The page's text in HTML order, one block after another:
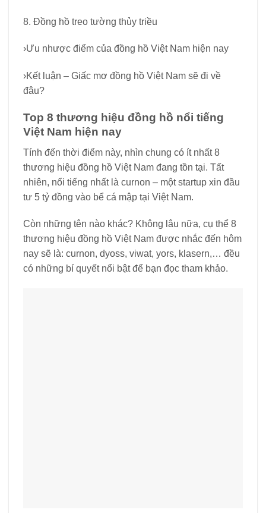
8. Đồng hồ treo tường thủy triều
›Ưu nhược điểm của đồng hồ Việt Nam hiện nay
›Kết luận – Giấc mơ đồng hồ Việt Nam sẽ đi về
đâu?
Top 8 thương hiệu đồng hồ nổi tiếng
Việt Nam hiện nay
Tính đến thời điểm này, nhìn chung có ít nhất 8
thương hiệu đồng hồ Việt Nam đang tồn tại. Tất
nhiên, nổi tiếng nhất là curnon – một startup xin đầu
tư 5 tỷ đồng vào bể cá mập tại Việt Nam.
Còn những tên nào khác? Không lâu nữa, cụ thể 8
thương hiệu đồng hồ Việt Nam được nhắc đến hôm
nay sẽ là: curnon, dyoss, viwat, yors, klasern,… đều
có những bí quyết nổi bật để bạn đọc tham khảo.